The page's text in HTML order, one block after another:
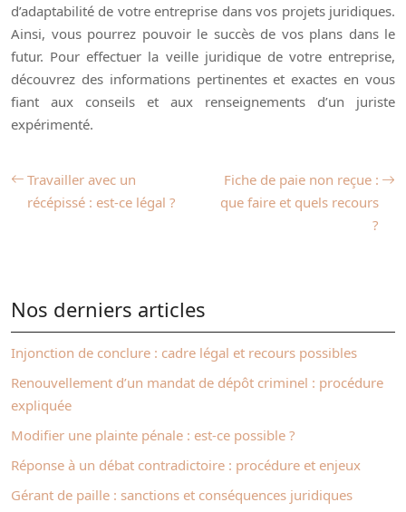
d’adaptabilité de votre entreprise dans vos projets juridiques.
Ainsi, vous pourrez pouvoir le succès de vos plans dans le
futur. Pour effectuer la veille juridique de votre entreprise,
découvrez des informations pertinentes et exactes en vous
fiant aux conseils et aux renseignements d’un juriste
expérimenté.
Travailler avec un
récépissé : est‑ce légal ?
Fiche de paie non reçue :
que faire et quels recours
?
Nos derniers articles
Injonction de conclure : cadre légal et recours possibles
Renouvellement d’un mandat de dépôt criminel : procédure
expliquée
Modifier une plainte pénale : est‑ce possible ?
Réponse à un débat contradictoire : procédure et enjeux
Gérant de paille : sanctions et conséquences juridiques